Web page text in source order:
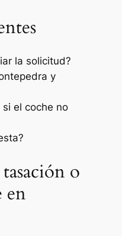
la solicitud?
y
el coche no
o
en